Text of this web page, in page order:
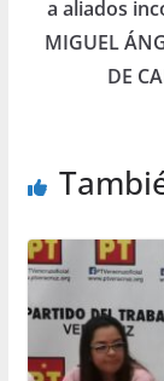
a aliados
MIGUEL
DE